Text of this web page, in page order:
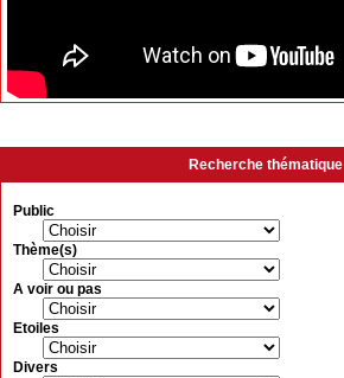
Recherche thématique
Public
Thème(s)
A voir ou pas
Etoiles
Divers